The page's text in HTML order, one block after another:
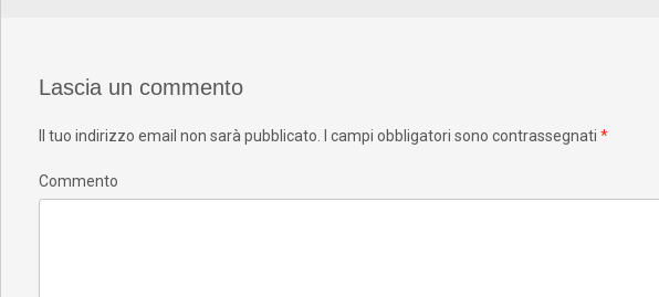
Lascia un commento
Il tuo indirizzo email non sarà pubblicato. I campi obbligatori sono contrassegnati *
Commento